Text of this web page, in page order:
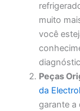
muito
você
Peças
da
garante a